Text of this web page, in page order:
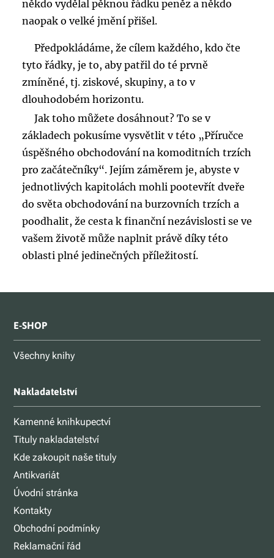
někdo vydělal pěknou řádku peněz a někdo
naopak o velké jmění přišel.
Předpokládáme, že cílem každého, kdo čte
tyto řádky, je to, aby patřil do té prvně
zmíněné, tj. ziskové, skupiny, a to v
dlouhodobém horizontu.
Jak toho můžete dosáhnout? To se v
základech pokusíme vysvětlit v této „Příručce
úspěšného obchodování na komoditních trzích
pro začátečníky“. Jejím záměrem je, abyste v
jednotlivých kapitolách mohli pootevřít dveře
do světa obchodování na burzovních trzích a
poodhalit, že cesta k finanční nezávislosti se ve
vašem životě může naplnit právě díky této
oblasti plné jedinečných příležitostí.
E-SHOP
Všechny knihy
Nakladatelství
Kamenné knihkupectví
Tituly nakladatelství
Kde zakoupit naše tituly
Antikvariát
Úvodní stránka
Kontakty
Obchodní podmínky
Reklamační řád